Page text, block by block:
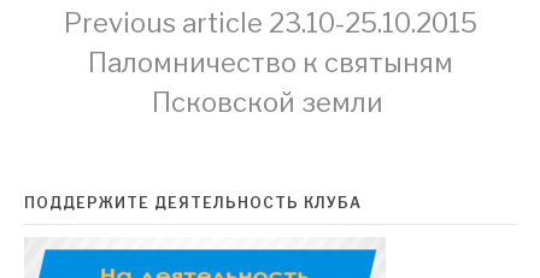
Continue
Reading
Previous article 23.10-25.10.2015
Паломничество к святыням
Псковской земли
ПОДДЕРЖИТЕ ДЕЯТЕЛЬНОСТЬ КЛУБА